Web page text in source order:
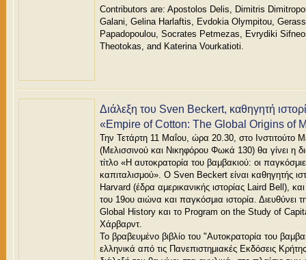
Contributors are: Apostolos Delis, Dimitris
Galani, Gelina Harlaftis, Evdokia Olympitou,
Papadopoulou, Socrates Petmezas, Evrydiki
Theotokas, and Katerina Vourkatioti.
Διάλεξη του Sven Beckert, καθηγητή
«Empire of Cotton: The Global Origins of
Την Τετάρτη 11 Μαΐου, ώρα 20.30, στο Ινστιτούτο
(Μελισσινού και Νικηφόρου Φωκά 130) θα γίνει η
τίτλο «Η αυτοκρατορία του βαμβακιού: οι
καπιταλισμού». Ο Sven Beckert είναι καθηγητής
Harvard (έδρα αμερικανικής ιστορίας Laird Bell), και
του 19ου αιώνα και παγκόσμια ιστορία.
Global History και το Program on the Study of
Χάρβαρντ.
Το βραβευμένο βιβλίο του "Αυτοκρατορία του
ελληνικά από τις Πανεπιστημιακές Εκδόσεις